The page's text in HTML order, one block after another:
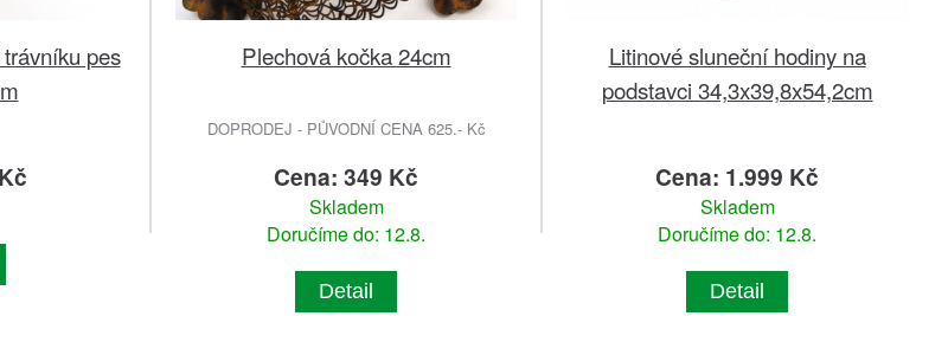
pes
Plechová kočka 24cm
DOPRODEJ - PŮVODNÍ CENA 625.- Kč
Cena: 349 Kč
Skladem
Doručíme do: 12.8.
Detail
Litinové sluneční hodiny na
podstavci 34,3x39,8x54,2cm
Cena: 1.999 Kč
Skladem
Doručíme do: 12.8.
Detail